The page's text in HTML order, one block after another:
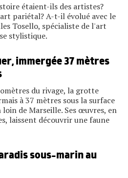
étaient-ils des artistes?
pariétal? A-t-il évolué avec le
Tosello, spécialiste de l'art
stylistique.
immergée 37 mètres
du rivage, la grotte
à 37 mètres sous la surface
de Marseille. Ses œuvres, en
laissent découvrir une faune
sous-marin au